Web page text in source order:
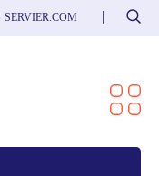
SERVIER.COM Поиск